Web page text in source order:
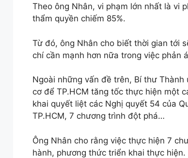
Theo ông Nhân, vi phạm lớn nhất là vi
thẩm quyền chiếm 85%.
Từ đó, ông Nhân cho biết thời gian tới
chí cần mạnh hơn nữa trong việc phản
Ngoài những vấn đề trên, Bí thư
cơ để TP.HCM tăng tốc thực hiện một
khai quyết liệt các Nghị quyết 54 của
TP.HCM, 7 chương trình đột phá…
Ông Nhân cho rằng việc thực hiện 7
hành, phương thức triển khai thực